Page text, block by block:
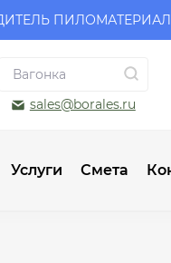
sales@borales.ru
Услуги Смета